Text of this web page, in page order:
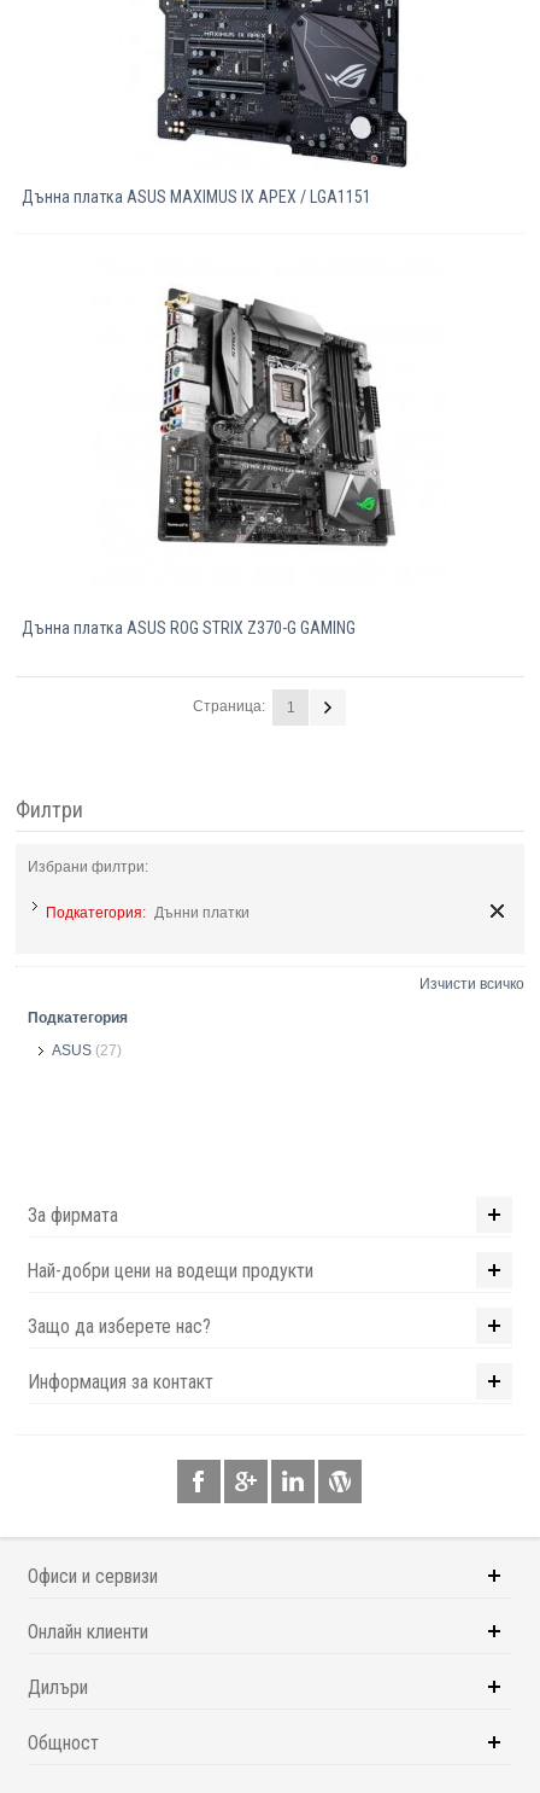
Дънна платка ASUS MAXIMUS IX APEX / LGA1151
Дънна платка ASUS ROG STRIX Z370-G GAMING
Страница: 1
Филтри
Избрани филтри:
Подкатегория: Дънни платки
Изчисти всичко
Подкатегория
ASUS (27)
За фирмата
Най-добри цени на водещи продукти
Защо да изберете нас?
Информация за контакт
Офиси и сервизи
Онлайн клиенти
Дилъри
Общност